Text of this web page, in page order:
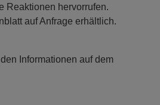
Reaktionen hervorrufen.
auf Anfrage erhältlich.
Informationen auf dem